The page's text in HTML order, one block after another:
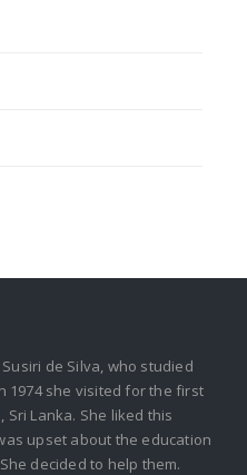
de Silva, who studied
1974 she visited for the first
Lanka. She liked this
upset about the education
decided to help them.